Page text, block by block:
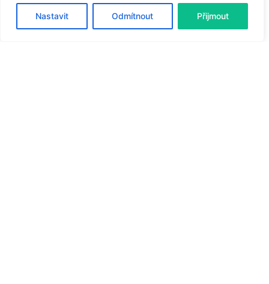
Nastavit Odmítnout Přijmout
on line1084 min read